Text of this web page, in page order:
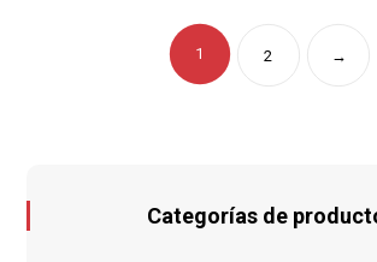
1 2 →
Categorías de